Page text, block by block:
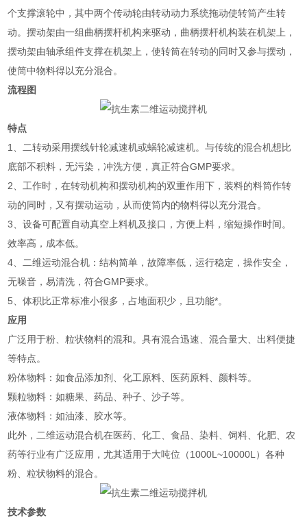
个支撑滚轮中，其中两个传动轮由转动动力系统拖动使转筒产生转
动。摆动架由一组曲柄摆杆机构来驱动，曲柄摆杆机构装在机架上，
摆动架由轴承组件支撑在机架上，使转筒在转动的同时又参与摆动，
使筒中物料得以充分混合。
流程图
特点
1、二转动采用摆线针轮减速机或蜗轮减速机。与传统的混合机想比
底部不积料，无污染，冲洗方便，真正符合GMP要求。
2、工作时，在转动机构和摆动机构的双重作用下，装料的料筒作转
动的同时，又有摆动运动，从而使筒内的物料得以充分混合。
3、设备可配置自动真空上料机及接口，方便上料，缩短操作时间。
效率高，成本低。
4、二维运动混合机：结构简单，故障率低，运行稳定，操作安全，
无噪音，易清洗，符合GMP要求。
5、体积比正常标准小很多，占地面积少，且功能*。
应用
广泛用于粉、粒状物料的混和。具有混合迅速、混合量大、出料便捷
等特点。
‌粉体物料‌：如食品添加剂、化工原料、医药原料、颜料等‌。
‌颗粒物料‌：如糖果、药品、种子、沙子等‌。
‌液体物料‌：如油漆、胶水等‌。
此外，二维运动混合机在医药、化工、食品、染料、饲料、化肥、农
药等行业有广泛应用，尤其适用于大吨位（1000L~10000L）各种
粉、粒状物料的混合‌。
技术参数